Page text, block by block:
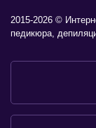
2015-2026 ©
педикюра,